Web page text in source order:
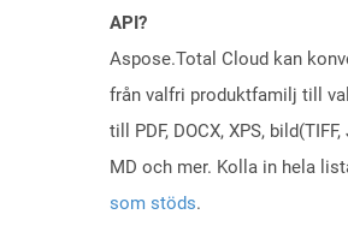
API?
Aspose.Total Cloud kan
från valfri produktfamilj till
till PDF, DOCX, XPS,
MD och mer. Kolla in hela
som stöds.